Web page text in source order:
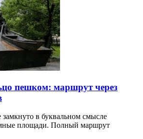
пешком: маршрут через
замкнуто в буквальном смысле
площади. Полный маршрут